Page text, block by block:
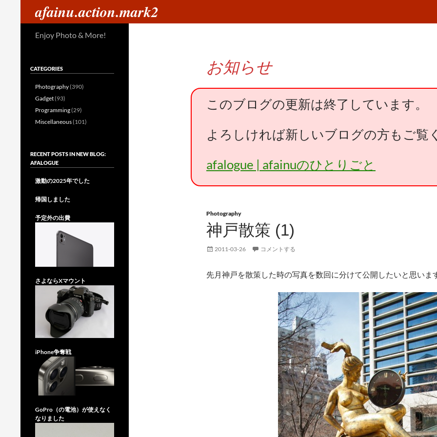
afainu.action.mark2
お知らせ
このブログの更新は終了しています。
よろしければ新しいブログの方もご覧
afalogue | afainuのひとりごと
Photography
神戸散策 (1)
2011-03-26 コメントする
先月神戸を散策した時の写真を数回に分けて公開したいと思いま
Enjoy Photo & More!
CATEGORIES
Photography(390)
Gadget(93)
Programming(29)
Miscellaneous(101)
RECENT POSTS IN NEW BLOG:
AFALOGUE
激動の2025年でした
帰国しました
予定外の出費
さよならXマウント
iPhone争奪戦
GoPro（の電池）が使えなく
なりました